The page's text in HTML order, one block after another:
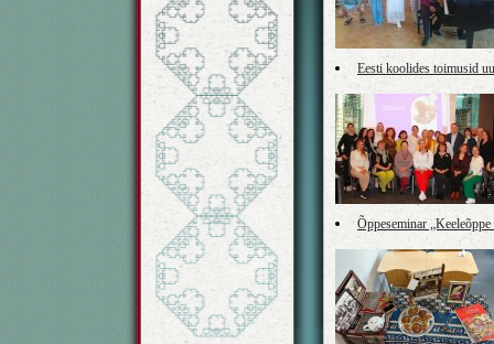
Eesti koolides toimusid
Õppeseminar